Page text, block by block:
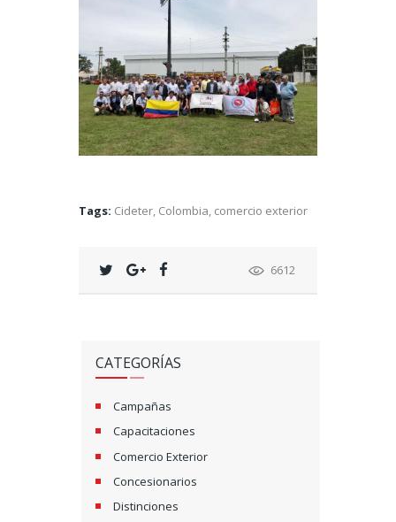
Tags: Cideter, Colombia, comercio exterior
6612
CATEGORÍAS
Campañas
Capacitaciones
Comercio Exterior
Concesionarios
Distinciones